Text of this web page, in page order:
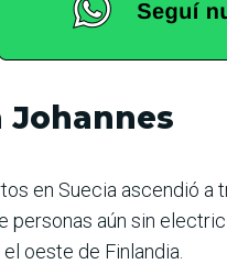
Johannes
en Suecia ascendió
personas aún sin
oeste de Finlandia.